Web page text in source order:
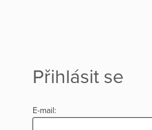
Přihlásit se
E-mail: